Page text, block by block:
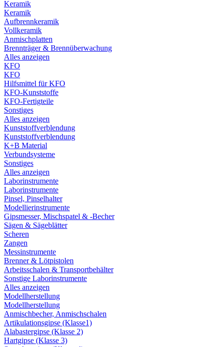
Keramik
Keramik
Aufbrennkeramik
Vollkeramik
Anmischplatten
Brennträger & Brennüberwachung
Alles anzeigen
KFO
KFO
Hilfsmittel für KFO
KFO-Kunststoffe
KFO-Fertigteile
Sonstiges
Alles anzeigen
Kunststoffverblendung
Kunststoffverblendung
K+B Material
Verbundsysteme
Sonstiges
Alles anzeigen
Laborinstrumente
Laborinstrumente
Pinsel, Pinselhalter
Modellierinstrumente
Gipsmesser, Mischspatel & -Becher
Sägen & Sägeblätter
Scheren
Zangen
Messinstrumente
Brenner & Lötpistolen
Arbeitsschalen & Transportbehälter
Sonstige Laborinstrumente
Alles anzeigen
Modellherstellung
Modellherstellung
Anmischbecher, Anmischschalen
Artikulationsgipse (Klasse1)
Alabastergipse (Klasse 2)
Hartgipse (Klasse 3)